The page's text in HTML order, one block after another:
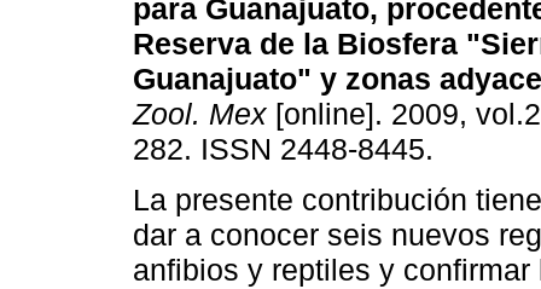
para Guanajuato,
Reserva de la Biosfera
Guanajuato" y zonas
Zool. Mex [online]. 2009,
282. ISSN 2448-8445.
La presente contribución
dar a conocer seis nuevos
anfibios y reptiles y